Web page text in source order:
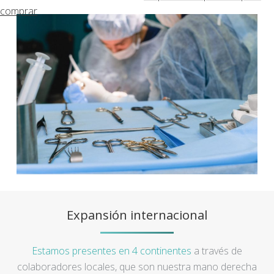
comprar
Expansión internacional
Estamos presentes en 4 continentes a través de
colaboradores locales, que son nuestra mano derecha